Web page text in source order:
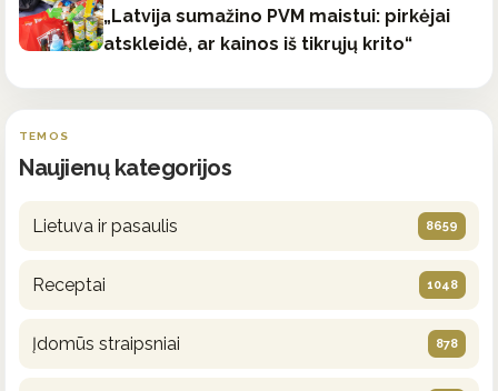
„Latvija sumažino PVM maistui: pirkėjai
atskleidė, ar kainos iš tikrųjų krito“
TEMOS
Naujienų kategorijos
Lietuva ir pasaulis 8659
Receptai 1048
Įdomūs straipsniai 878